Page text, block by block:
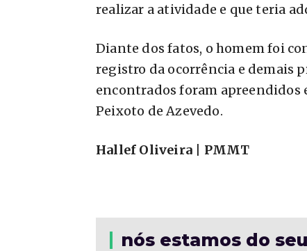
realizar a atividade e que teria
Diante dos fatos, o homem foi
registro da ocorrência e demais
encontrados foram apreendidos
Peixoto de Azevedo.
Hallef Oliveira | PMMT
nós estamos do